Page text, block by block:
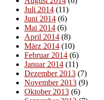
Juli 2014 (11)
Juni 2014 (6)
Mai 2014 (6)
April 2014 (8)
März 2014 (10)
Februar 2014 (6)
Januar 2014 (11)
Dezember 2013 (7)
November 2013 (9)
Oktober 2013 (6)